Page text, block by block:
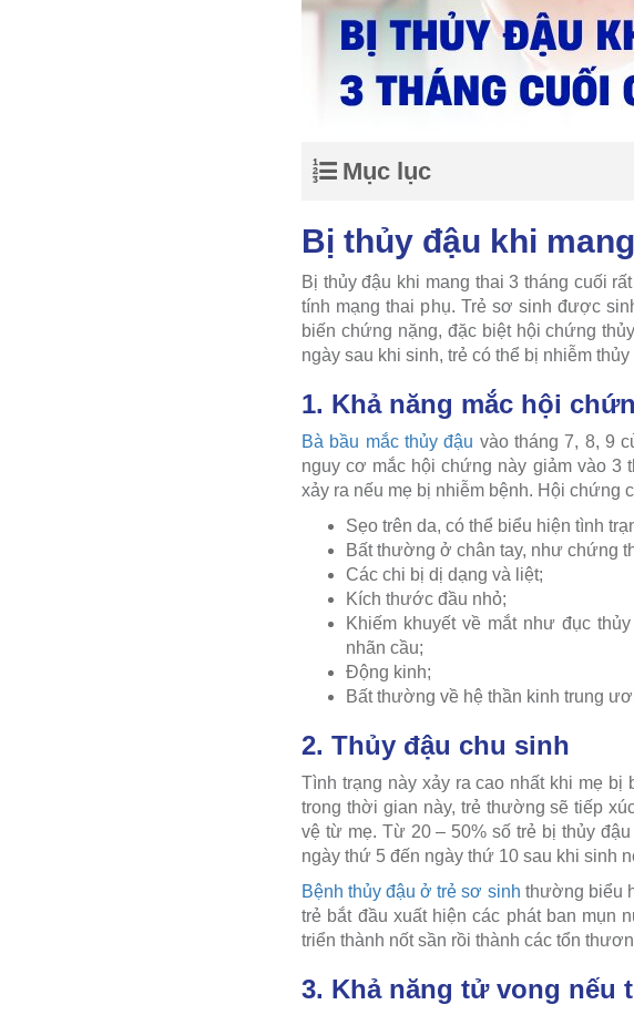
Mục lục
Bị thủy đậu khi
Bị thủy đậu khi mang thai 3 tháng cuối
tính mạng thai phụ. Trẻ sơ sinh được
biến chứng nặng, đặc biệt hội chứng
ngày sau khi sinh, trẻ có thể bị nhiễm
1. Khả năng mắc hội
Bà bầu mắc thủy đậu vào tháng 7, 8, 9
nguy cơ mắc hội chứng này giảm vào 3
xảy ra nếu mẹ bị nhiễm bệnh. Hội chứng
Sẹo trên da, có thể biểu hiện tình
Bất thường ở chân tay, như chứng
Các chi bị dị dạng và liệt;
Kích thước đầu nhỏ;
Khiếm khuyết về mắt như đục
nhãn cầu;
Động kinh;
Bất thường về hệ thần kinh trung
2. Thủy đậu chu sinh
Tình trạng này xảy ra cao nhất khi mẹ
trong thời gian này, trẻ thường sẽ tiếp
vệ từ mẹ. Từ 20 – 50% số trẻ bị thủy
ngày thứ 5 đến ngày thứ 10 sau khi sinh
Bệnh thủy đậu ở trẻ sơ sinh thường biểu
trẻ bắt đầu xuất hiện các phát ban mụn
triển thành nốt sần rồi thành các tổn
3. Khả năng tử vong nếu